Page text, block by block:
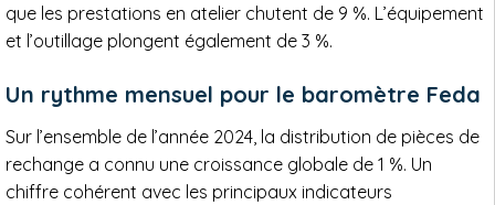
que les prestations en atelier chutent de 9 %. L’équipement
et l’outillage plongent également de 3 %.
Un rythme mensuel pour le baromètre Feda
Sur l’ensemble de l’année 2024, la distribution de pièces de
rechange a connu une croissance globale de 1 %. Un
chiffre cohérent avec les principaux indicateurs